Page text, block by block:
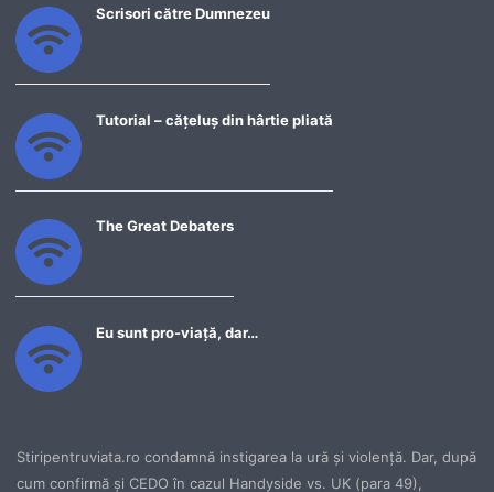
Scrisori către Dumnezeu
Tutorial – cățeluș din hârtie pliată
The Great Debaters
Eu sunt pro-viață, dar…
Stiripentruviata.ro condamnă instigarea la ură şi violenţă. Dar, după
cum confirmă şi CEDO în cazul Handyside vs. UK (para 49),